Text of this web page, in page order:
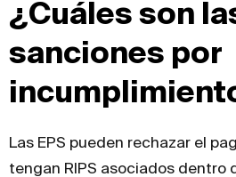
¿Cuáles son
sanciones por
Las EPS pueden rechazar el
tengan RIPS asociados dentro